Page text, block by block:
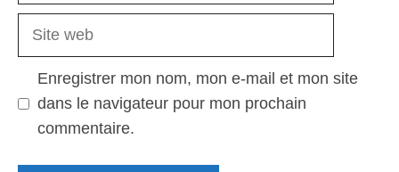
Site
Enregistrer mon nom, mon e-mail et mon site
dans le navigateur pour mon prochain
commentaire.